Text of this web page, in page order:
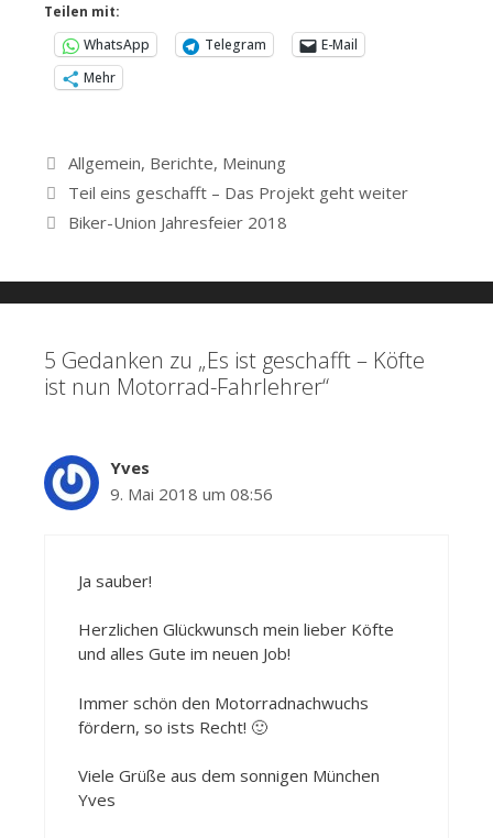
Teilen mit:
WhatsApp
Telegram
E-Mail
Mehr
Kategorien
Allgemein, Berichte, Meinung
Beitrags-
Navigation
Teil eins geschafft – Das Projekt geht weiter
Biker-Union Jahresfeier 2018
5 Gedanken zu „Es ist geschafft – Köfte
ist nun Motorrad-Fahrlehrer“
Yves
9. Mai 2018 um 08:56
Ja sauber!
Herzlichen Glückwunsch mein lieber Köfte
und alles Gute im neuen Job!
Immer schön den Motorradnachwuchs
fördern, so ists Recht! 🙂
Viele Grüße aus dem sonnigen München
Yves